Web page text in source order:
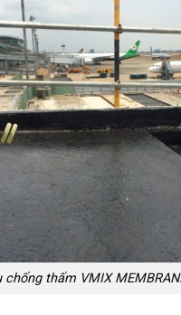
chống thấm VMIX